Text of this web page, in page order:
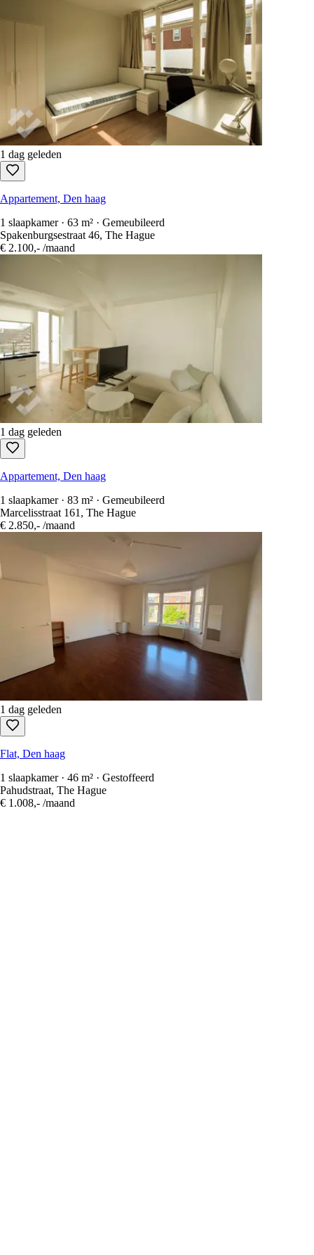
1 dag geleden
Appartement, Den haag
1 slaapkamer · 63 m² · Gemeubileerd
Spakenburgsestraat 46, The Hague
€ 2.100,- /maand
1 dag geleden
Appartement, Den haag
1 slaapkamer · 83 m² · Gemeubileerd
Marcelisstraat 161, The Hague
€ 2.850,- /maand
1 dag geleden
Flat, Den haag
1 slaapkamer · 46 m² · Gestoffeerd
Pahudstraat, The Hague
€ 1.008,- /maand